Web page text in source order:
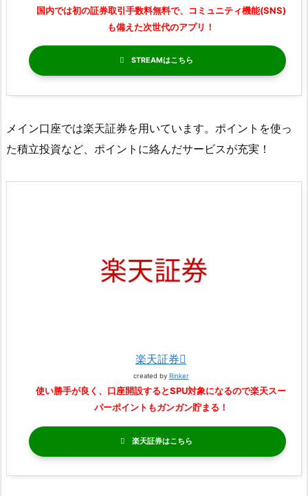
国内では初の証券取引手数料無料で、コミュニティ機能(SNS)
も備えた次世代のアプリ！
STREAM
メイン口座では楽天証券を用いています。ポイントを使っ
た積立投資など、ポイントに絡んだサービスが充実！
楽天証券
created by Rinker
使い勝手が良く、口座開設するとSPU対象になるので楽天スー
パーポイントもガンガン貯まる！
楽天証券